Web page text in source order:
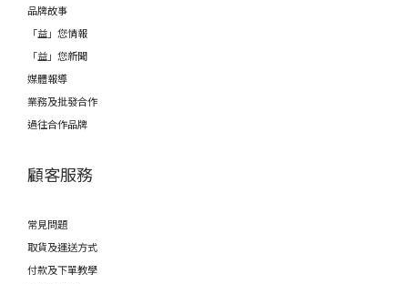
品牌故事
「益」您情報
「益」您新聞
媒體報導
業務及批發合作
過往合作品牌
顧客服務
常見問題
取貨及運送方式
付款及下單教學